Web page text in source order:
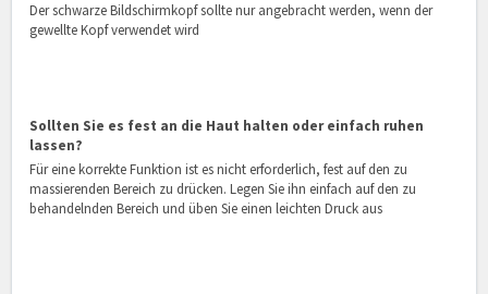
Der schwarze Bildschirmkopf sollte nur angebracht werden, wenn der
gewellte Kopf verwendet wird
Sollten Sie es fest an die Haut halten oder einfach ruhen
lassen?
Für eine korrekte Funktion ist es nicht erforderlich, fest auf den zu
massierenden Bereich zu drücken. Legen Sie ihn einfach auf den zu
behandelnden Bereich und üben Sie einen leichten Druck aus